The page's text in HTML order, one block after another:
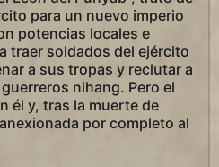
para un nuevo imperio
potencias locales e
traer soldados del ejército
a sus tropas y reclutar a
nihang. Pero el
él y, tras la muerte de
por completo al